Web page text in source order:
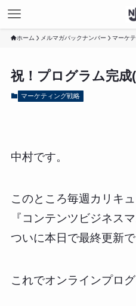
ホーム メルマガバックナンバー マーケ
祝！プログラム完成
マーケティング戦略
中村です。
このところ毎週カリキ
『コンテンツビジネス
ついに本日で最終更新で
これでオンラインプロ